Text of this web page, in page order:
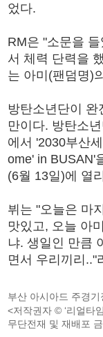
었다.
RM은 "소문을
서 체력 단력을
는 아미(팬덤명)
방탄소년단이 완
만이다. 방탄소
에서 '2030부산
ome' in BUSAN'
(6월 13일)에 열
뷔는 "오늘은 마
맛있고, 오늘 아
냐. 생일인 만큼
면서 우리끼리.."
부산 아시아드 주경
<저작권자 © ‘리얼타
무단전재 및 재배포